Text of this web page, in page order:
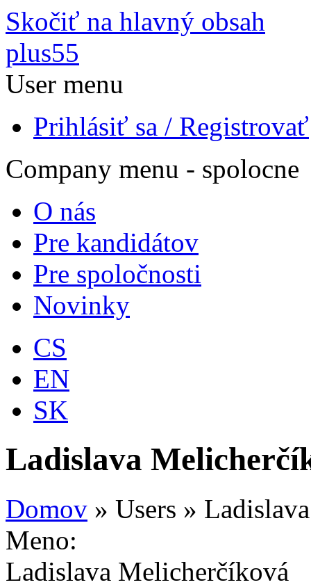
Skočiť na hlavný obsah
plus55
User menu
Prihlásiť sa / Registrovať
Company menu - spolocne
O nás
Pre kandidátov
Pre spoločnosti
Novinky
CS
EN
SK
Ladislava
Domov » Users »
Meno:
Ladislava Melicherčíková